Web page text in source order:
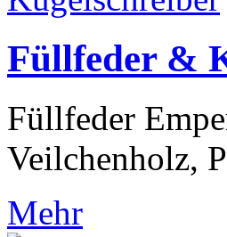
Füllfeder &
Füllfeder
Veilchenholz,
Mehr